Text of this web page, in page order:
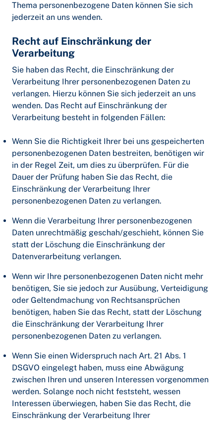
Thema personenbezogene Daten können Sie sich
jederzeit an uns wenden.
Recht auf Einschränkung der
Verarbeitung
Sie haben das Recht, die Einschränkung der
Verarbeitung Ihrer personenbezogenen Daten zu
verlangen. Hierzu können Sie sich jederzeit an uns
wenden. Das Recht auf Einschränkung der
Verarbeitung besteht in folgenden Fällen:
Wenn Sie die Richtigkeit Ihrer bei uns gespeicherten
personenbezogenen Daten bestreiten, benötigen wir
in der Regel Zeit, um dies zu überprüfen. Für die
Dauer der Prüfung haben Sie das Recht, die
Einschränkung der Verarbeitung Ihrer
personenbezogenen Daten zu verlangen.
Wenn die Verarbeitung Ihrer personenbezogenen
Daten unrechtmäßig geschah/geschieht, können Sie
statt der Löschung die Einschränkung der
Datenverarbeitung verlangen.
Wenn wir Ihre personenbezogenen Daten nicht mehr
benötigen, Sie sie jedoch zur Ausübung, Verteidigung
oder Geltendmachung von Rechtsansprüchen
benötigen, haben Sie das Recht, statt der Löschung
die Einschränkung der Verarbeitung Ihrer
personenbezogenen Daten zu verlangen.
Wenn Sie einen Widerspruch nach Art. 21 Abs. 1
DSGVO eingelegt haben, muss eine Abwägung
zwischen Ihren und unseren Interessen vorgenommen
werden. Solange noch nicht feststeht, wessen
Interessen überwiegen, haben Sie das Recht, die
Einschränkung der Verarbeitung Ihrer